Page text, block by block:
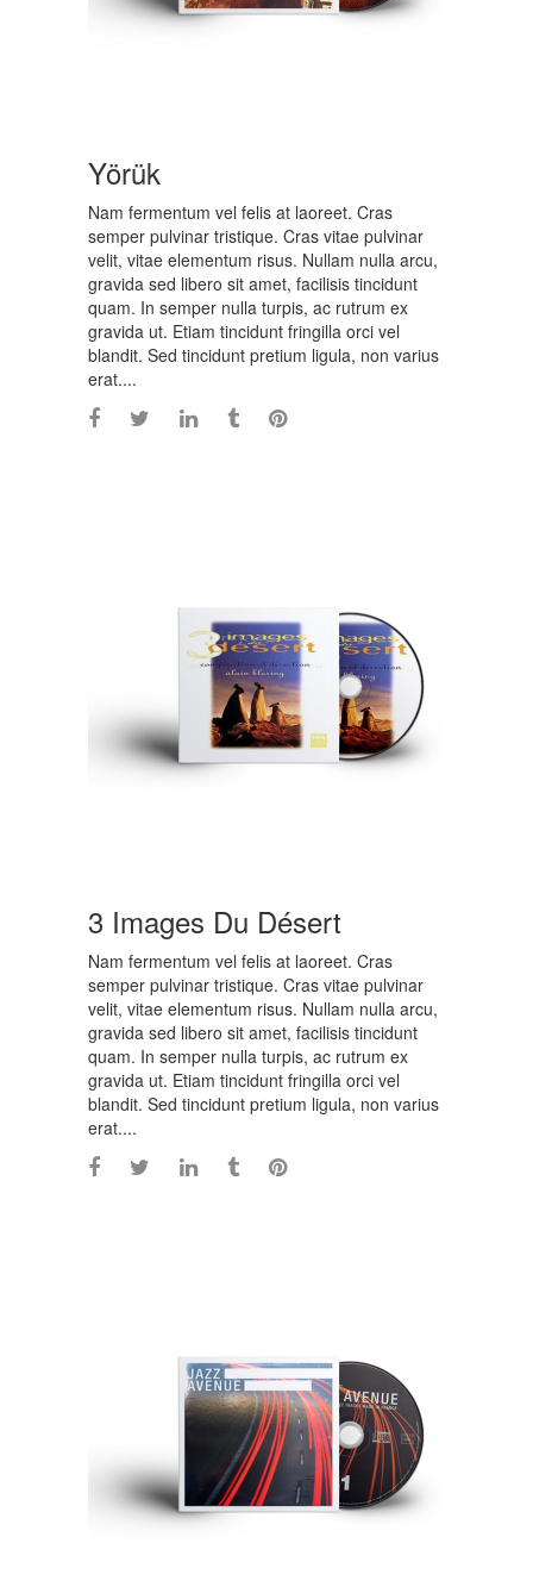
Yörük
Nam fermentum vel felis at laoreet. Cras
semper pulvinar tristique. Cras vitae pulvinar
velit, vitae elementum risus. Nullam nulla arcu,
gravida sed libero sit amet, facilisis tincidunt
quam. In semper nulla turpis, ac rutrum ex
gravida ut. Etiam tincidunt fringilla orci vel
blandit. Sed tincidunt pretium ligula, non varius
erat....
3 Images Du Désert
Nam fermentum vel felis at laoreet. Cras
semper pulvinar tristique. Cras vitae pulvinar
velit, vitae elementum risus. Nullam nulla arcu,
gravida sed libero sit amet, facilisis tincidunt
quam. In semper nulla turpis, ac rutrum ex
gravida ut. Etiam tincidunt fringilla orci vel
blandit. Sed tincidunt pretium ligula, non varius
erat....